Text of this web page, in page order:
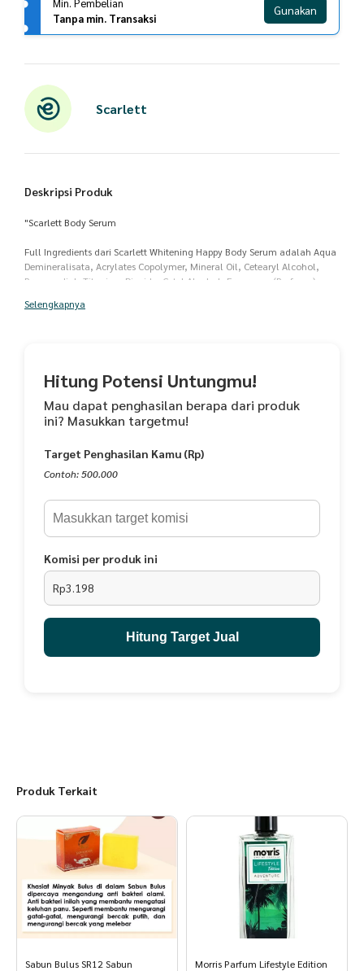
Min. Pembelian
Tanpa min. Transaksi
Gunakan
Scarlett
Deskripsi Produk
"Scarlett Body Serum
Full Ingredients dari Scarlett Whitening Happy Body Serum adalah Aqua
Demineralisata, Acrylates Copolymer, Mineral Oil, Cetearyl Alcohol,
Propanediol, Titanium Dioxide, Cetyl Alcohol, Fragrance (Perfume)
Parkii), Niacinamide, Dimethicone, Triisopropanolamine, Glycerin,
Manfaat:
- Membantu mengangkat sel-sel kulit mati pada kulit tubuh
- Membantu meregenerasikan kulit setelah eksfolisi
Cara Pakai:
Ambil 1 pump produk ke tangan
Oleskan ke area seperti tangan, kaki, dan bagian tubuh lainnya
Diamkan beberapa saat sampai semua produk menyerap ke dalam kulit.
Happy
No. Halal: 1151248100720
BPOM NA18220105118
Charming
No. Halal: 1151248100720
Durasi masa simpan 2 tahun
Selengkapnya
Hitung Potensi Untungmu!
Mau dapat penghasilan berapa dari produk
ini? Masukkan targetmu!
Target Penghasilan Kamu (Rp)
Contoh: 500.000
Komisi per produk ini
Rp3.198
Hitung Target Jual
Produk Terkait
Sabun Bulus SR12 Sabun
Morris Parfum Lifestyle Edition